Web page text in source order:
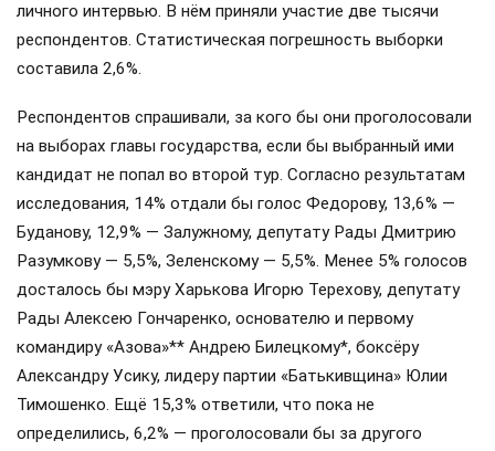
личного интервью. В нём приняли участие две тысячи
респондентов. Статистическая погрешность выборки
составила 2,6%.
Респондентов спрашивали, за кого бы они проголосовали
на выборах главы государства, если бы выбранный ими
кандидат не попал во второй тур. Согласно результатам
исследования, 14% отдали бы голос Федорову, 13,6% —
Буданову, 12,9% — Залужному, депутату Рады Дмитрию
Разумкову — 5,5%, Зеленскому — 5,5%. Менее 5% голосов
досталось бы мэру Харькова Игорю Терехову, депутату
Рады Алексею Гончаренко, основателю и первому
командиру «Азова»** Андрею Билецкому*, боксёру
Александру Усику, лидеру партии «Батькивщина» Юлии
Тимошенко. Ещё 15,3% ответили, что пока не
определились, 6,2% — проголосовали бы за другого